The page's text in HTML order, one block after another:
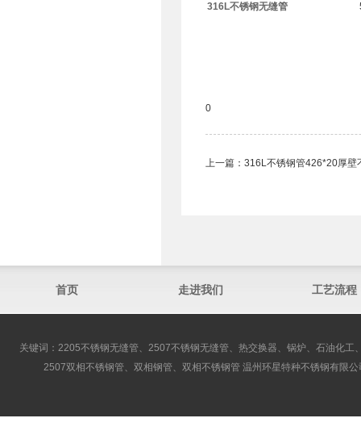
316L不锈钢无缝管
0
上一篇： 316L不锈钢管​426*20厚壁
首页 走进我们 工艺流程
关键词：2205不锈钢无缝管、2507不锈钢无缝管、热交换器、锅炉、石油化
2507双相不锈钢管、双相钢管、双相不锈钢管 温州环星特种不锈钢有限